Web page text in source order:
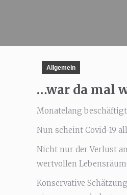
Allgemein
…war da mal
Monatelang
Nun scheint Covid-19
Nicht nur der Verlust
wertvollen
Konservative